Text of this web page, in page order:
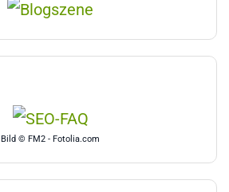
Bild © FM2 - Fotolia.com